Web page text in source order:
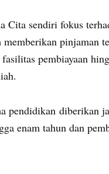
Cita sendiri fokus
memberikan pinjaman
pembiayaan
pendidikan diberikan
enam tahun dan